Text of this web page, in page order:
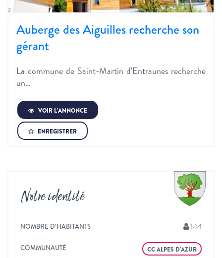
Auberge des Aiguilles recherche son
gérant
La commune de Saint-Martin d'Entraunes recherche
un…
VOIR L’ANNONCE
ENREGISTRER
Notre identité
NOMBRE D’HABITANTS 144
COMMUNAUTÉ CC ALPES D'AZUR